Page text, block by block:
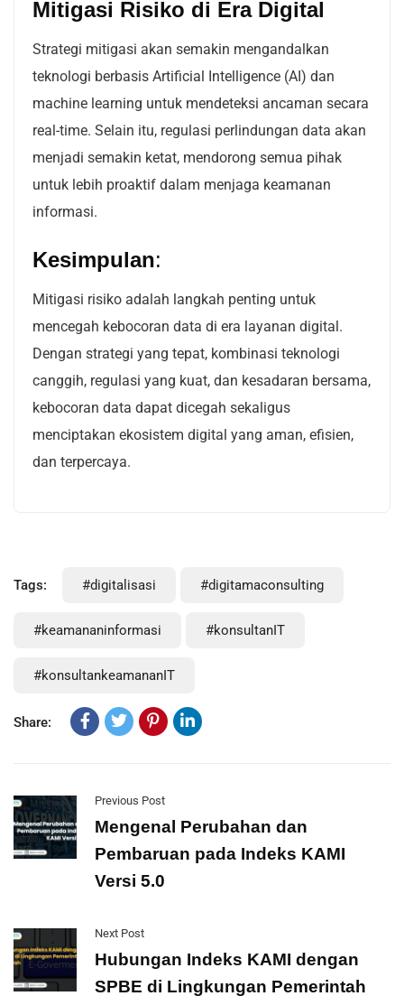
Mitigasi Risiko di Era Digital
Strategi mitigasi akan semakin mengandalkan
teknologi berbasis Artificial Intelligence (AI) dan
machine learning untuk mendeteksi ancaman secara
real-time. Selain itu, regulasi perlindungan data akan
menjadi semakin ketat, mendorong semua pihak
untuk lebih proaktif dalam menjaga keamanan
informasi.
Kesimpulan:
Mitigasi risiko adalah langkah penting untuk
mencegah kebocoran data di era layanan digital.
Dengan strategi yang tepat, kombinasi teknologi
canggih, regulasi yang kuat, dan kesadaran bersama,
kebocoran data dapat dicegah sekaligus
menciptakan ekosistem digital yang aman, efisien,
dan terpercaya.
Tags: #digitalisasi #digitamaconsulting
#keamananinformasi #konsultanIT
#konsultankeamananIT
Share:
Previous Post
Mengenal Perubahan dan
Pembaruan pada Indeks KAMI
Versi 5.0
Next Post
Hubungan Indeks KAMI dengan
SPBE di Lingkungan Pemerintah